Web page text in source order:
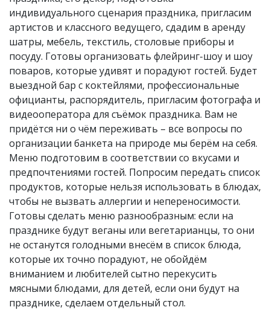
индивидуального сценария праздника, пригласим
артистов и классного ведущего, сдадим в аренду
шатры, мебель, текстиль, столовые приборы и
посуду. Готовы организовать флейринг-шоу и шоу
поваров, которые удивят и порадуют гостей. Будет
выездной бар с коктейлями, профессиональные
официанты, распорядитель, пригласим фотографа и
видеооператора для съёмок праздника. Вам не
придётся ни о чём переживать – все вопросы по
организации банкета на природе мы берём на себя.
Меню подготовим в соответствии со вкусами и
предпочтениями гостей. Попросим передать список
продуктов, которые нельзя использовать в блюдах,
чтобы не вызвать аллергии и непереносимости.
Готовы сделать меню разнообразным: если на
празднике будут веганы или вегетарианцы, то они
не останутся голодными внесём в список блюда,
которые их точно порадуют, не обойдём
вниманием и любителей сытно перекусить
мясными блюдами, для детей, если они будут на
празднике, сделаем отдельный стол.